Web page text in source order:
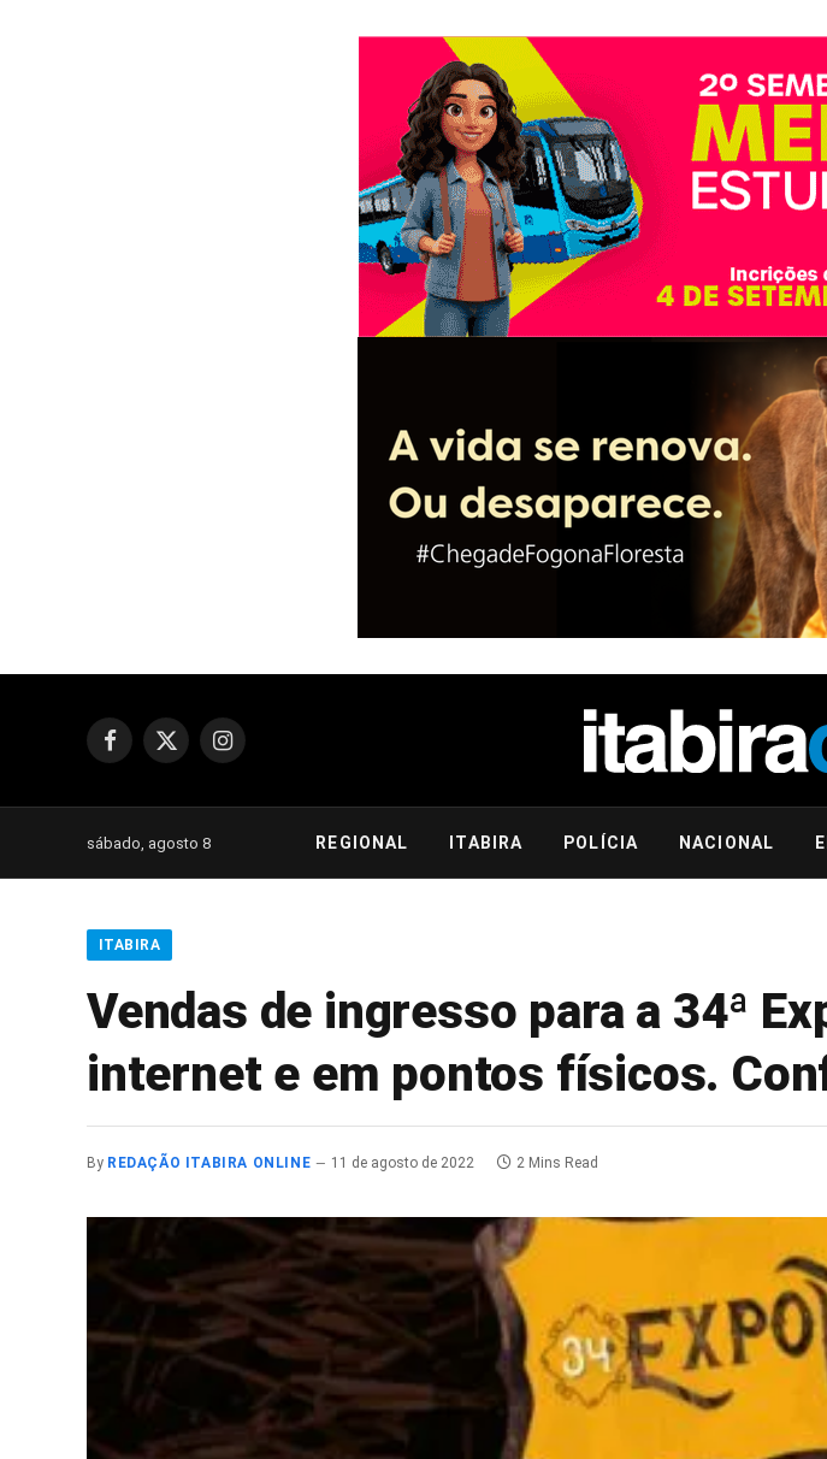
Facebook
X
Instagram
sábado, agosto 8 REGIONAL ITABIRA POLÍCIA NACIONAL
ITABIRA
Vendas de ingresso para a 34ª
internet e em pontos físicos.
By REDAÇÃO ITABIRA ONLINE 11 de agosto de 2022 2 Mins Read